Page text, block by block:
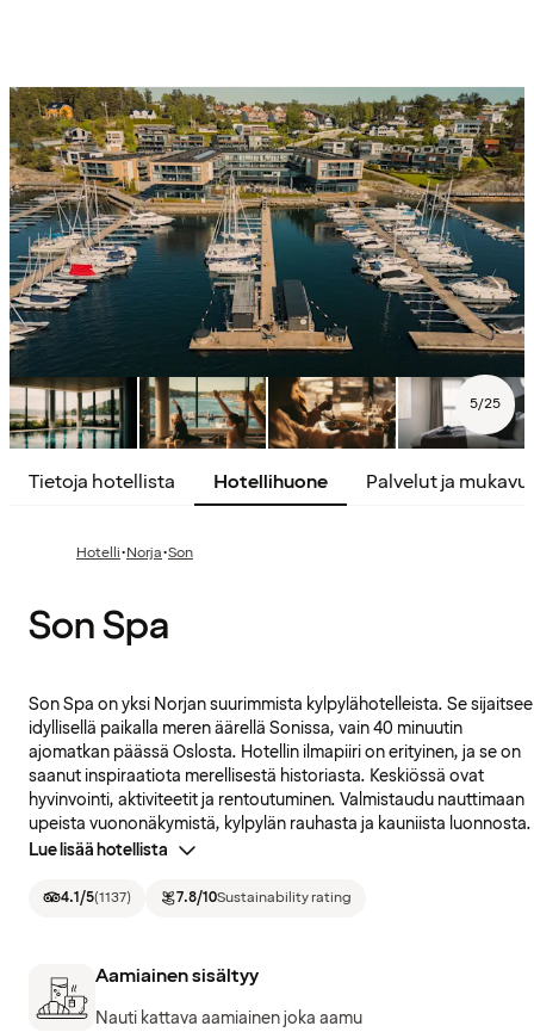
5/25
Tietoja hotellista Hotellihuone Palvelut ja
Hotelli·Norja·Son
Son Spa
Son Spa on yksi Norjan suurimmista kylpylähotelleista. Se sijaitsee
idyllisellä paikalla meren äärellä Sonissa, vain 40 minuutin
ajomatkan päässä Oslosta. Hotellin ilmapiiri on erityinen, ja se on
saanut inspiraatiota merellisestä historiasta. Keskiössä ovat
hyvinvointi, aktiviteetit ja rentoutuminen. Valmistaudu nauttimaan
upeista vuononäkymistä, kylpylän rauhasta ja kauniista luonnosta.
Lue lisää hotellista
4.1/5(1137) 7.8/10Sustainability rating
Aamiainen sisältyy
Nauti kattava aamiainen joka aamu